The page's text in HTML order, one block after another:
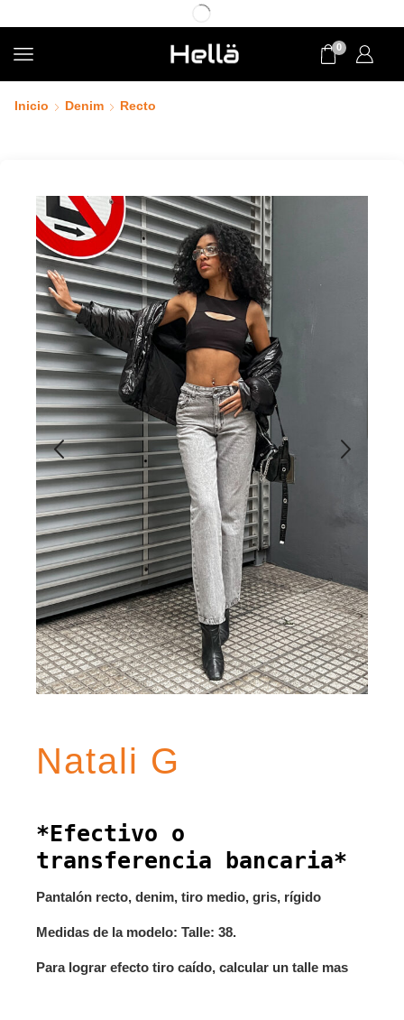
0
Inicio Denim Recto
Natali G
*Efectivo o
transferencia bancaria*
Pantalón recto, denim, tiro medio, gris, rígido
Medidas de la modelo: Talle: 38.
Para lograr efecto tiro caído, calcular un talle mas